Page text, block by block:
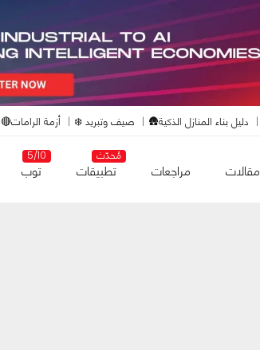
دليل بناء المنازل الذكية🛖 صيف وتبريد ❄️ أزمة الرامات🔴
مقالات مراجعات
مُحدّث
تطبيقات
5/10
توب